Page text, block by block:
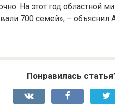
На этот год областной
700 семей», – объяснил
Понравилась